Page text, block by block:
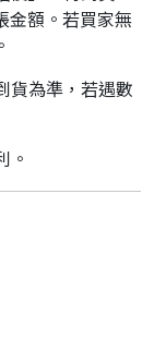
金額。若買家無
貨為準，若遇數
。